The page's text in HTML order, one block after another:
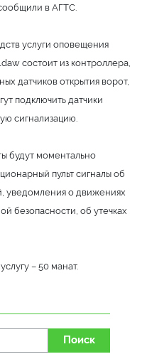
в АГТС.
услуги оповещения
состоит из контроллера,
датчиков открытия ворот,
подключить датчики
сигнализацию.
будут моментально
пульт сигналы об
уведомления о движениях
безопасности, об утечках
– 50 манат.
Поиск